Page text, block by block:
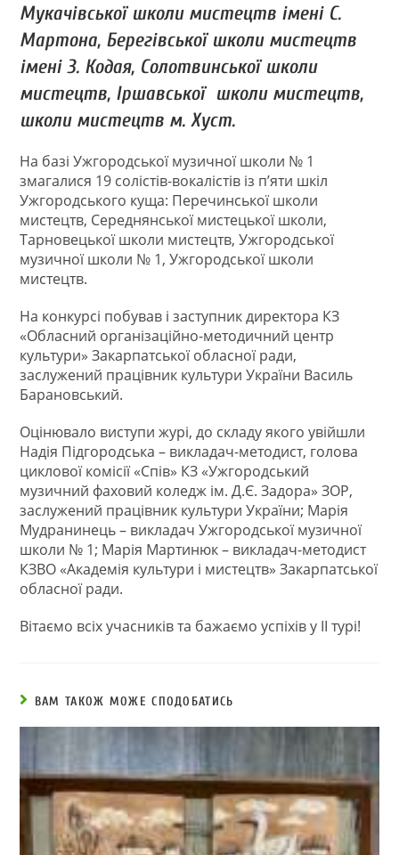
Мукачівської школи мистецтв імені С.
Мартона, Берегівської школи мистецтв
імені З. Кодая, Солотвинської школи
мистецтв, Іршавської школи мистецтв,
школи мистецтв м. Хуст.
На базі Ужгородської музичної школи № 1
змагалися 19 солістів-вокалістів із п’яти шкіл
Ужгородського куща: Перечинської школи
мистецтв, Середнянської мистецької школи,
Тарновецької школи мистецтв, Ужгородської
музичної школи № 1, Ужгородської школи
мистецтв.
На конкурсі побував і заступник директора КЗ
«Обласний організаційно-методичний центр
культури» Закарпатської обласної ради,
заслужений працівник культури України Василь
Барановський.
Оцінювало виступи журі, до складу якого увійшли
Надія Підгородська – викладач-методист, голова
циклової комісії «Спів» КЗ «Ужгородський
музичний фаховий коледж ім. Д.Є. Задора» ЗОР,
заслужений працівник культури України; Марія
Мудранинець – викладач Ужгородської музичної
школи № 1; Марія Мартинюк – викладач-методист
КЗВО «Академія культури і мистецтв» Закарпатської
обласної ради.
Вітаємо всіх учасників та бажаємо успіхів у ІІ турі!
ВАМ ТАКОЖ МОЖЕ СПОДОБАТИСЬ